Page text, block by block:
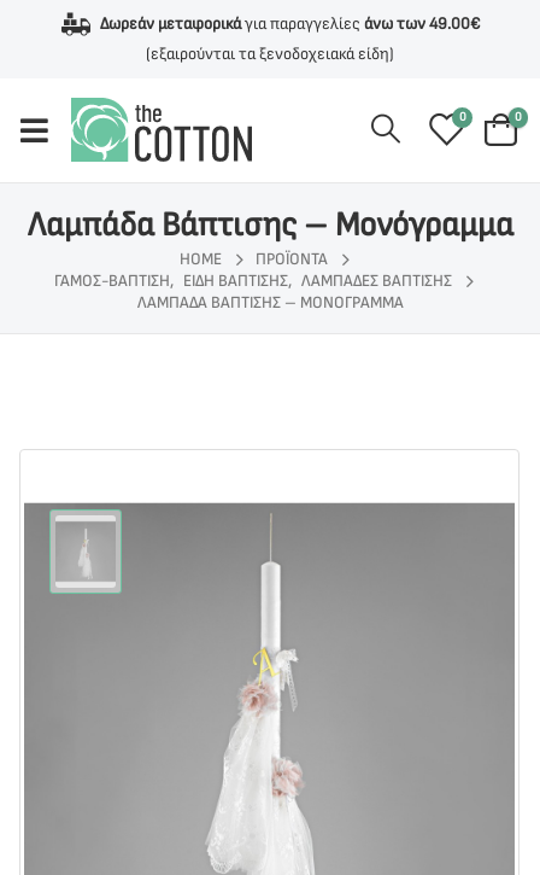
Δωρεάν μεταφορικάγια παραγγελίες άνω των 49.00€
(εξαιρούνται τα ξενοδοχειακά είδη)
0 0
Λαμπάδα Βάπτισης – Μονόγραμμα
HOME
ΠΡΟΪΌΝΤΑ
ΓΆΜΟΣ-ΒΆΠΤΙΣΗ, ΕΊΔΗ ΒΆΠΤΙΣΗΣ, ΛΑΜΠΆΔΕΣ ΒΆΠΤΙΣΗΣ
ΛΑΜΠΆΔΑ ΒΆΠΤΙΣΗΣ – ΜΟΝΌΓΡΑΜΜΑ